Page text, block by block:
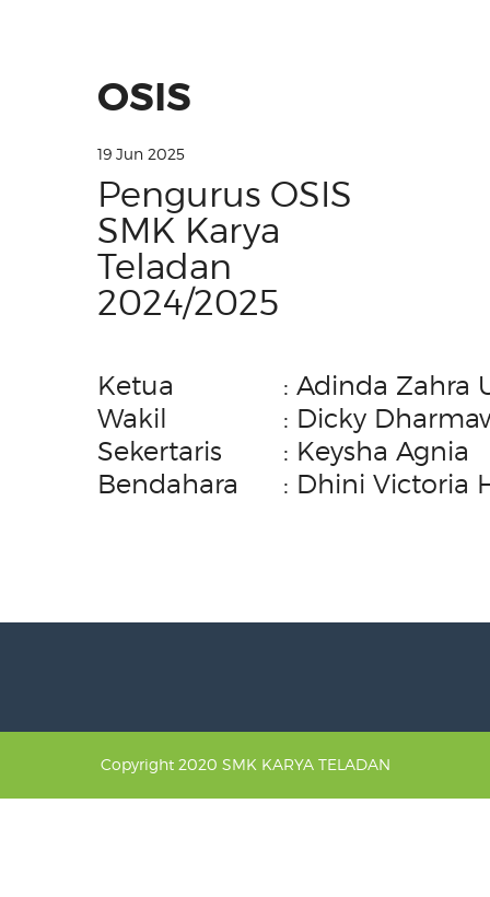
OSIS
19 Jun 2025
Pengurus OSIS
SMK Karya
Teladan
2024/2025
Ketua
: Adinda Zahra
Wakil
: Dicky
Sekertaris
: Keysha Agnia
Bendahara
: Dhini Victoria
Copyright 2020 SMK KARYA TELADAN